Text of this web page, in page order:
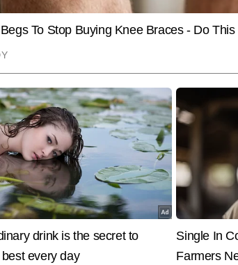
की शुरुआत प्रिंट मीडिया से करने के बाद उन्होंने डिजिटल मीडिया में
अमर उजाला (प्रिंट), ईटीवी भारत (हैदराबाद), दैनिक भास्कर और
क्रिकेट की कई बायलेटरल सीरीज, आईपीएल, वर्ल्ड कप, प्रो
बड़े राष्ट्रीय-अंतरराष्ट्रीय खेल आयोजनों को कवर किया है। खेलों की
खासियत है।
End of Article